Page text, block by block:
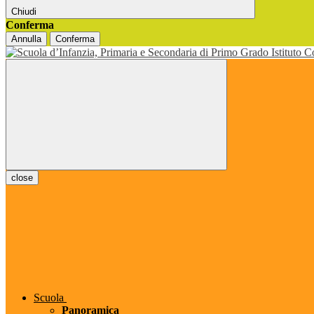
Chiudi
Conferma
Annulla Conferma
close
Scuola
Panoramica